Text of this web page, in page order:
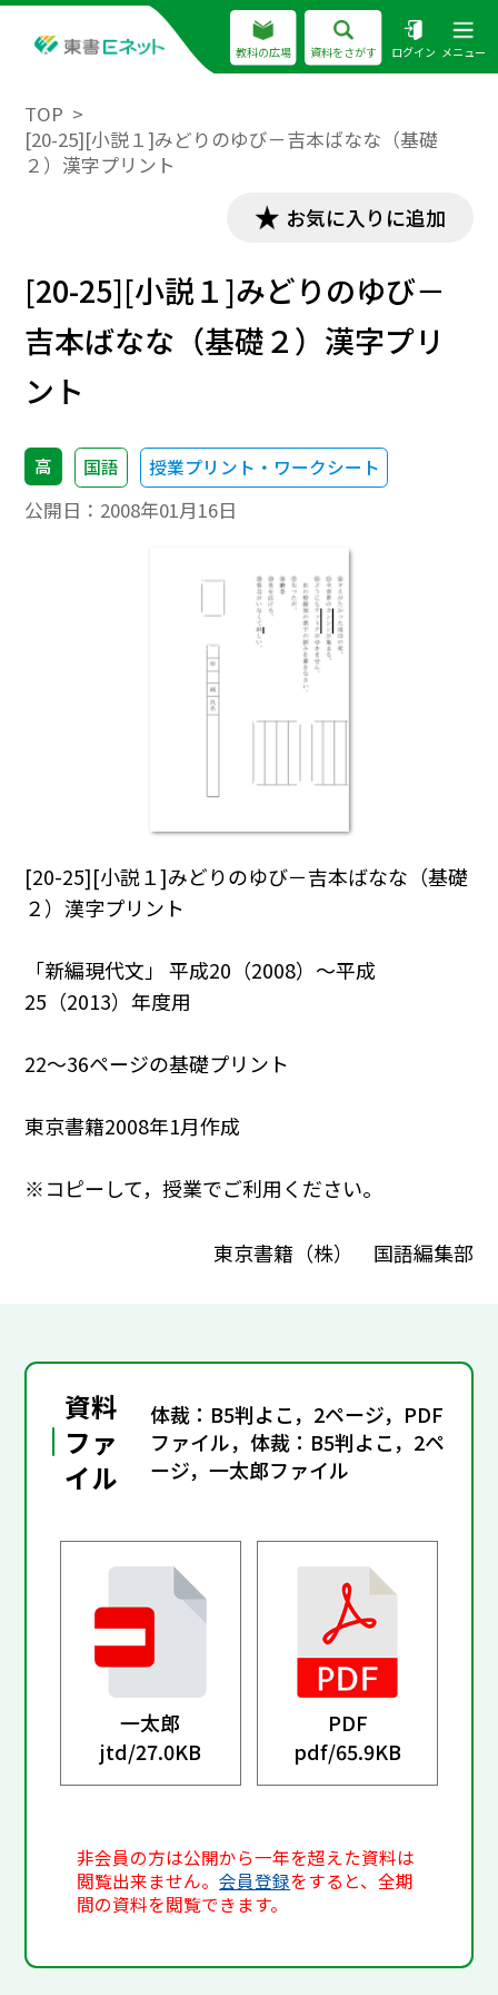
教科の広場 資料をさがす ログイン メニュー
TOP
[20-25][小説１]みどりのゆび－吉本ばなな（基礎
２）漢字プリント
お気に入りに追加
[20-25][小説１]みどりのゆび－
吉本ばなな（基礎２）漢字プリ
ント
高 国語 授業プリント・ワークシート
公開日： 2008年01月16日
[20-25][小説１]みどりのゆび－吉本ばなな（基礎
２）漢字プリント
「新編現代文」 平成20（2008）～平成
25（2013）年度用
22～36ページの基礎プリント
東京書籍2008年1月作成
※コピーして，授業でご利用ください。
東京書籍（株） 国語編集部
資料
ファ
イル
体裁：B5判よこ，2ページ，PDF
ファイル，体裁：B5判よこ，2ペ
ージ，一太郎ファイル
一太郎
jtd/27.0KB
PDF
pdf/65.9KB
非会員の方は公開から一年を超えた資料は
閲覧出来ません。会員登録をすると、全期
間の資料を閲覧できます。